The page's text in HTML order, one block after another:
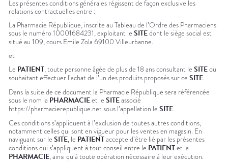
PHARMACIES
DE GARDE
DISPOSITIFS
MÉDICAUX
VOTRE
APPLICATION
DE SANTÉ
PROGRAMME
DE FIDÉLITÉ
Les présentes conditions générales régissent de façon exclusive les
relations contractuelles entre :
La Pharmacie République, inscrite au Tableau de l’Ordre des Pharmaciens
sous le numéro 10001684231, exploitant le SITEdont le siège social est
situé au 109, cours Emile Zola 69100 Villeurbanne.
et
Le PATIENT, toute personne âgée de plus de 18 ans consultant le SITEou
souhaitant effectuer l’achat de l’un des produits proposés sur ce SITE.
Dans la suite de ce document la Pharmacie République sera référencée
sous le nom la PHARMACIEet le SITEassocié
https://pharmacierepublique.net sous l’appellation le SITE.
Ces conditions s’appliquent à l’exclusion de toutes autres conditions,
notamment celles qui sont en vigueur pour les ventes en magasin. En
naviguant sur le SITE, le PATIENTaccepte d’être lié par les présentes
conditions qui s’appliquent à tout conseil entre le PATIENTet la
PHARMACIE, ainsi qu’à toute opération nécessaire à leur exécution.